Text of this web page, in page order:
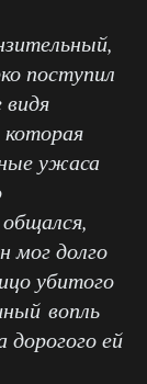
поступил
которая
ужаса
мог долго
убитого
вопль
ей